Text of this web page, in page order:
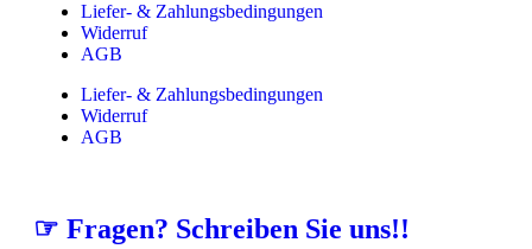
Liefer- & Zahlungsbedingungen
Widerruf
AGB
Liefer- & Zahlungsbedingungen
Widerruf
AGB
☞ Fragen? Schreiben Sie uns!!